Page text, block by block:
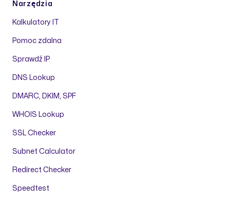
Narzędzia
Kalkulatory IT
Pomoc zdalna
Sprawdź IP
DNS Lookup
DMARC, DKIM, SPF
WHOIS Lookup
SSL Checker
Subnet Calculator
Redirect Checker
Speedtest